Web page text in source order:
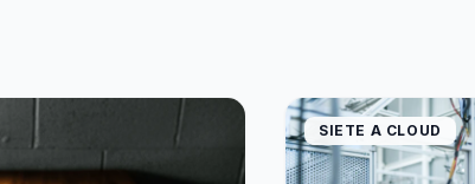
SIETE A CLOUD